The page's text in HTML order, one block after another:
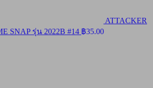
ATTACKER
SNAP รุ่น 2022B #14 ฿35.00